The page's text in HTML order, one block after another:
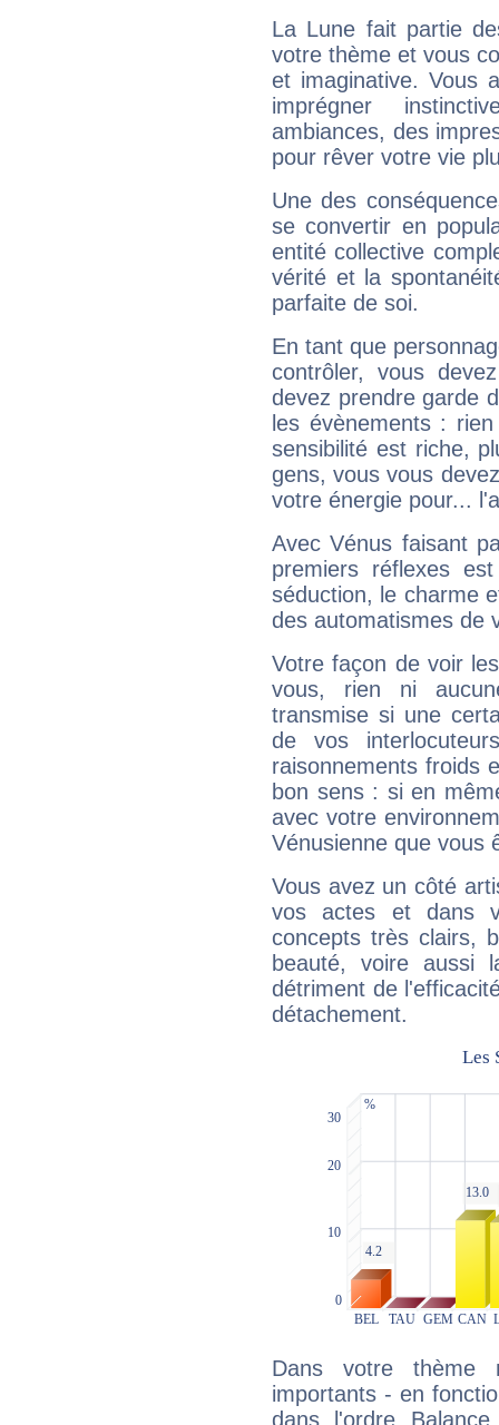
La Lune fait partie
votre thème et vous
et imaginative. Vous
imprégner
ambiances, des
pour rêver votre vie
Une des
se convertir en
entité collective
vérité et la
parfaite de soi.
En tant que
contrôler, vous
devez prendre garde
les évènements :
sensibilité est riche,
gens, vous vous
votre énergie pour...
Avec Vénus faisant
premiers réflexes
séduction, le charme
des automatismes de
Votre façon de voir
vous, rien ni
transmise si une
de vos
raisonnements froids
bon sens : si en
avec votre
Vénusienne que vous
Vous avez un côté
vos actes et dans
concepts très clairs,
beauté, voire aussi
détriment de
détachement.
Dans votre thème
importants - en
dans l'ordre